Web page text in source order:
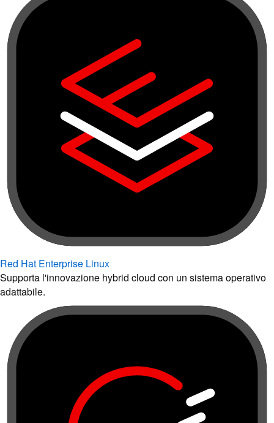
Red Hat Enterprise Linux
Supporta l'innovazione hybrid cloud con un sistema operativo
adattabile.